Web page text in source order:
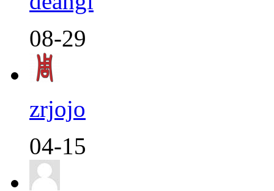
08-29
zrjojo
04-15